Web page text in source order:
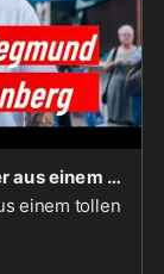
Wittenberg wählt blau - was für Bilder aus einem tollen Landkreis - das ist die Vision2026!
einem tollen